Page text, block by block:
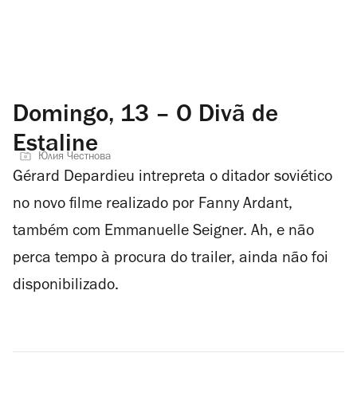
Domingo, 13 – O Divã de
Estaline
Юлия Честнова
Gérard Depardieu intrepreta o ditador soviético
no novo filme realizado por Fanny Ardant,
também com Emmanuelle Seigner. Ah, e não
perca tempo à procura do trailer, ainda não foi
disponibilizado.